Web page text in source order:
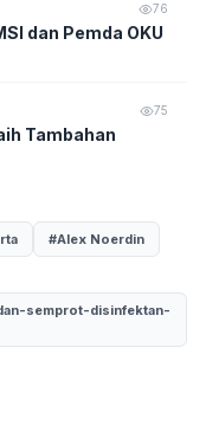
76
dan Pemda OKU
75
Tambahan
#Alex Noerdin
semprot-disinfektan-